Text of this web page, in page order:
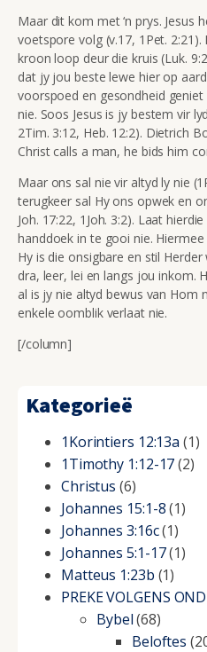
Maar dit kom met ‘n prys. Jesus
voetspore volg (v.17, 1Pet.
kroon loop deur die kruis (Luk.
dat jy jou beste lewe hier op
voorspoed en gesondheid geniet
nie. Soos Jesus is jy bestem vir
2Tim. 3:12, Heb. 12:2). Dietrich
Christ calls a man, he bids him
Maar ons sal nie vir altyd ly nie
terugkeer sal Hy ons opwek en
Joh. 17:22, 1Joh. 3:2). Laat
handdoek in te gooi nie.
Hy is die onsigbare en stil
dra, leer, lei en langs jou inkom.
al is jy nie altyd bewus van Hom
enkele oomblik verlaat nie.
[/column]
Kategorieë
1Korintiers 12:13a (1)
1Timothy 1:12-17(2)
Christus (6)
Johannes 15:1-8(1)
Johannes 3:16c(1)
Johannes 5:1-17(1)
Matteus 1:23b (1)
PREKE VOLGENS
Bybel(68)
Beloftes